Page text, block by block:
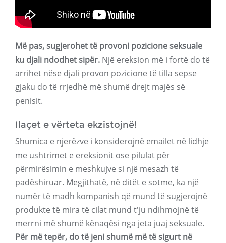
Më pas, sugjerohet të provoni pozicione seksuale
ku djali ndodhet sipër. Një ereksion më i fortë do të
arrihet nëse djali provon pozicione të tilla sepse
gjaku do të rrjedhë më shumë drejt majës së
penisit.
Ilaçet e vërteta ekzistojnë!
Shumica e njerëzve i konsiderojnë emailet në lidhje
me ushtrimet e ereksionit ose pilulat për
përmirësimin e meshkujve si një mesazh të
padëshiruar. Megjithatë, në ditët e sotme, ka një
numër të madh kompanish që mund të sugjerojnë
produkte të mira të cilat mund t'ju ndihmojnë të
merrni më shumë kënaqësi nga jeta juaj seksuale.
Për më tepër, do të jeni shumë më të sigurt në